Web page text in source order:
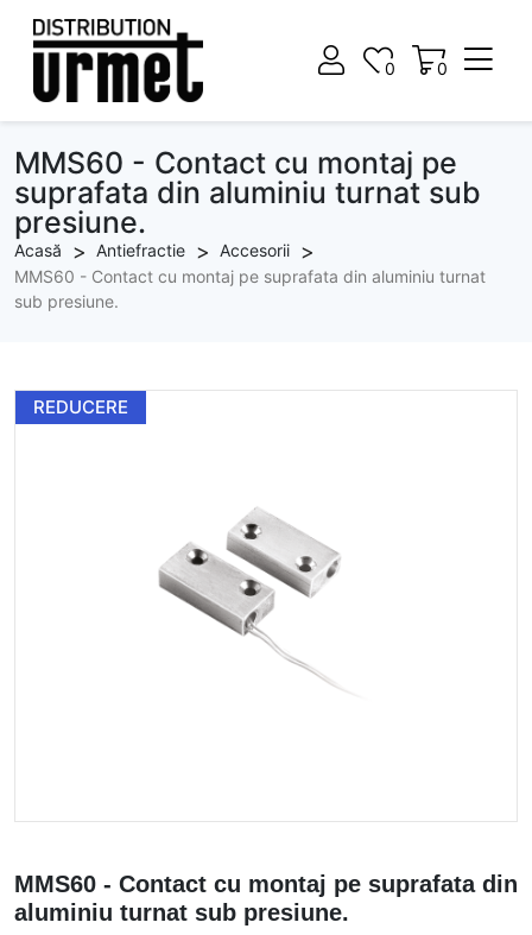
0
0 0
MMS60 - Contact cu montaj pe
suprafata din aluminiu turnat sub
presiune.
Acasă Antiefractie
Accesorii
MMS60 - Contact cu montaj pe suprafata din aluminiu turnat
sub presiune.
REDUCERE
MMS60 - Contact cu montaj pe suprafata din
aluminiu turnat sub presiune.